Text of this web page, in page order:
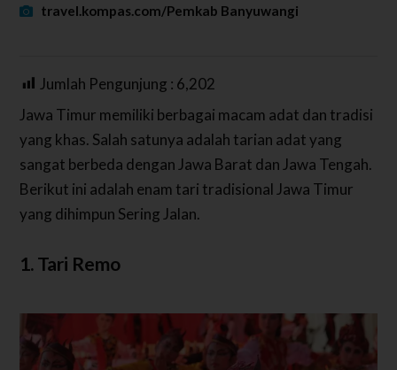
travel.kompas.com/Pemkab Banyuwangi
Jumlah Pengunjung : 6,202
Jawa Timur memiliki berbagai macam adat dan tradisi
yang khas. Salah satunya adalah tarian adat yang
sangat berbeda dengan Jawa Barat dan Jawa Tengah.
Berikut ini adalah enam tari tradisional Jawa Timur
yang dihimpun Sering Jalan.
1. Tari Remo